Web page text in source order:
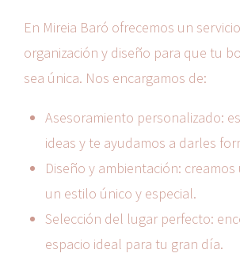
En Mireia Baró ofrecemos un
organización y diseño para que tu
sea única. Nos encargamos de:
Asesoramiento personalizado:
ideas y te ayudamos a darles
Diseño y ambientación:
un estilo único y especial.
Selección del lugar perfecto:
espacio ideal para tu gran día.